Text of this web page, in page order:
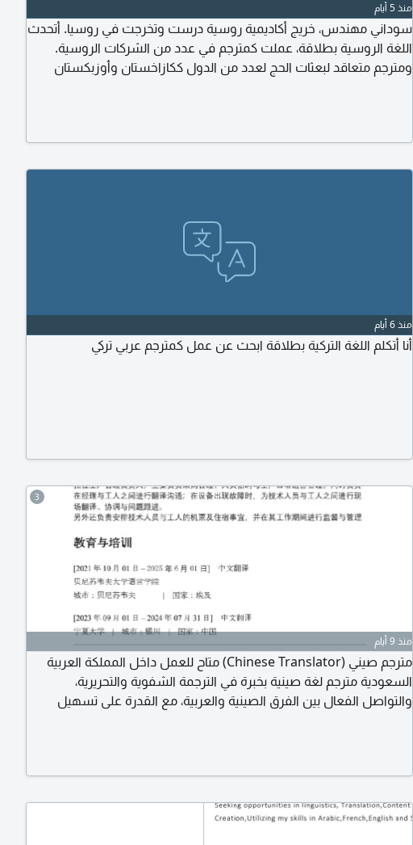
منذ 5 أيام
سوداني مهندس، خريج أكاديمية روسية درست وتخرجت في روسيا. أتحدث
اللغة الروسية بطلاقة، عملت كمترجم في عدد من الشركات الروسية.
ومترجم متعاقد لبعثات الحج لعدد من الدول ككازاخستان وأوزبكستان
منذ 6 أيام
أنا أتكلم اللغة التركية بطلاقة ابحث عن عمل كمترجم عربي تركي
3
منذ 9 أيام
مترجم صيني (Chinese Translator) متاح للعمل داخل المملكة العربية
السعودية مترجم لغة صينية بخبرة في الترجمة الشفوية والتحريرية،
والتواصل الفعال بين الفرق الصينية والعربية، مع القدرة على تسهيل